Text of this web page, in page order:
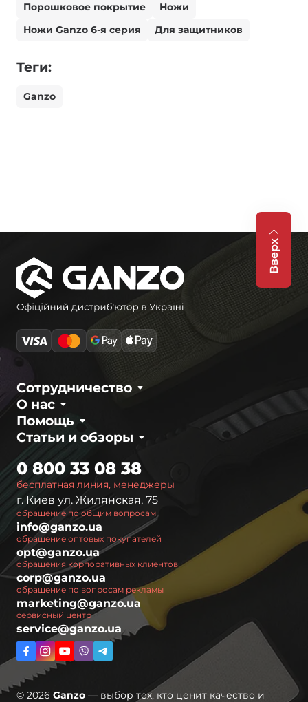
Порошковое покрытие
Ножи
Ножи Ganzo 6-я серия
Для защитников
Теги:
Ganzo
Вверх
О нас
Сотрудничество
Статьи и обзоры
Помощь
бесплатная линия, менеджеры
0 800 33 08 38
г. Киев ул. Жилянская, 75
обращение по общим вопросам
info@ganzo.ua
обращение оптовых покупателей
opt@ganzo.ua
обращения корпоративных клиентов
corp@ganzo.ua
обращение по вопросам рекламы
marketing@ganzo.ua
сервисный центр
service@ganzo.ua
© 2026 Ganzo — выбор тех, кто ценит качество и